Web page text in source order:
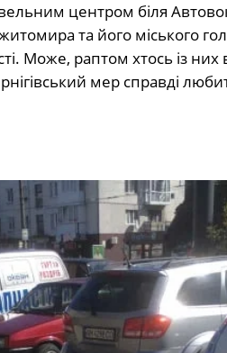
центром біля
та його міського
Може, раптом хтось із них
мер справді